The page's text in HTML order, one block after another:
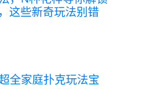
这些新奇玩法别错
全家庭扑克玩法宝